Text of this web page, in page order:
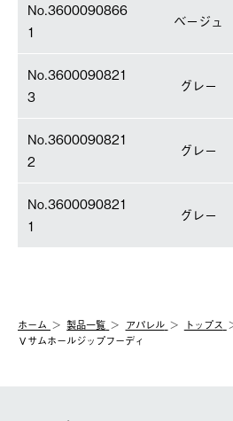
No.3600090866
1
ベージュ
No.3600090821
3
グレー
No.3600090821
2
グレー
No.3600090821
1
グレー
ホーム 製品⼀覧 アパレル トップス
Ｖサムホールジップフーディ